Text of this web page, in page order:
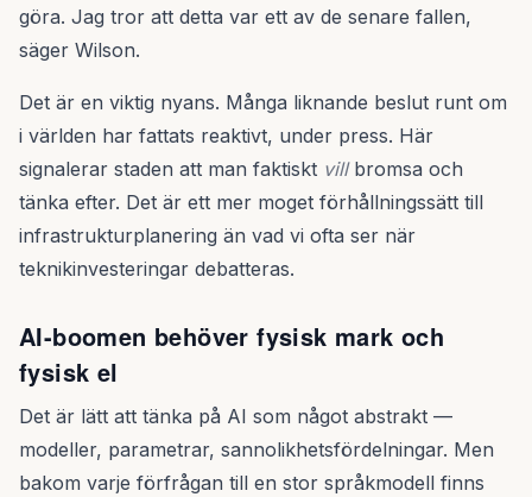
göra. Jag tror att detta var ett av de senare fallen,
säger Wilson.
Det är en viktig nyans. Många liknande beslut runt om
i världen har fattats reaktivt, under press. Här
signalerar staden att man faktiskt villbromsa och
tänka efter. Det är ett mer moget förhållningssätt till
infrastrukturplanering än vad vi ofta ser när
teknikinvesteringar debatteras.
AI-boomen behöver fysisk mark och
fysisk el
Det är lätt att tänka på AI som något abstrakt —
modeller, parametrar, sannolikhetsfördelningar. Men
bakom varje förfrågan till en stor språkmodell finns